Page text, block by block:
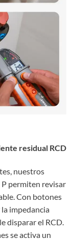
residual RCD
nuestros
permiten revisar
Con botones
impedancia
disparar el RCD.
se activa un